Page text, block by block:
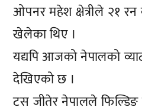
ओपनर महेश क्षेत्रीले २१
खेलेका थिए ।
यद्यपि आजको नेपालको
देखिएको छ ।
टस जीतेर नेपालले फिल्डिङ